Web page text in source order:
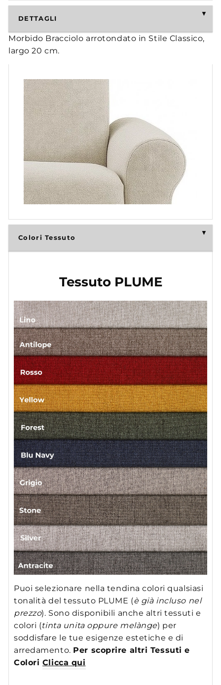
DETTAGLI
Morbido Bracciolo arrotondato in Stile Classico,
largo 20 cm.
Colori Tessuto
Tessuto PLUME
Puoi selezionare nella tendina colori qualsiasi
tonalità del tessuto PLUME (è già incluso nel
prezzo). Sono disponibili anche altri tessuti e
colori (tinta unita oppure melànge) per
soddisfare le tue esigenze estetiche e di
arredamento. Per scoprire altri Tessuti e
Colori Clicca qui